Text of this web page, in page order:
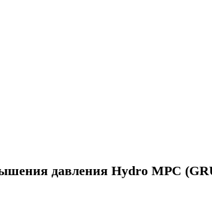
давления Hydro MPC